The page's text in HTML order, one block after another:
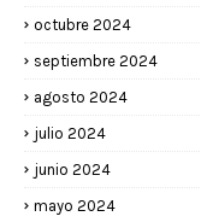
octubre 2024
septiembre 2024
agosto 2024
julio 2024
junio 2024
mayo 2024